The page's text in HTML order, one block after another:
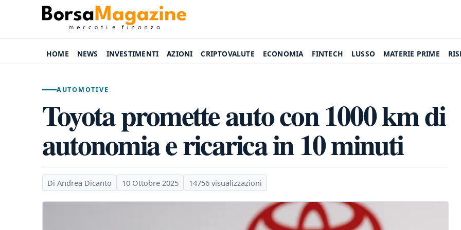
HOME NEWS INVESTIMENTI AZIONI CRIPTOVALUTE ECONOMIA FINTECH LUSSO MATERIE PRIME
AUTOMOTIVE
Toyota promette auto con 1000 km di
autonomia e ricarica in 10 minuti
Di Andrea Dicanto 10 Ottobre 2025 14756 visualizzazioni